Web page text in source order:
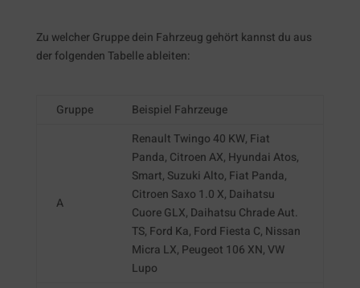
Zu welcher Gruppe dein Fahrzeug gehört kannst du aus
der folgenden Tabelle ableiten:
Gruppe Beispiel Fahrzeuge
A
Renault Twingo 40 KW, Fiat
Panda, Citroen AX, Hyundai Atos,
Smart, Suzuki Alto, Fiat Panda,
Citroen Saxo 1.0 X, Daihatsu
Cuore GLX, Daihatsu Chrade Aut.
TS, Ford Ka, Ford Fiesta C, Nissan
Micra LX, Peugeot 106 XN, VW
Lupo